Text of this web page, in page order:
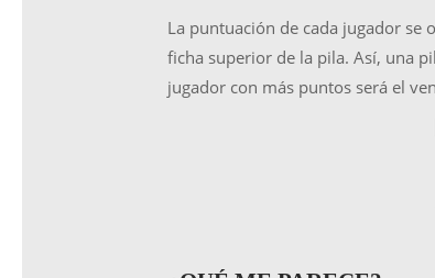
La puntuación de cada jugador se
ficha superior de la pila. Así, una
jugador con más puntos será el